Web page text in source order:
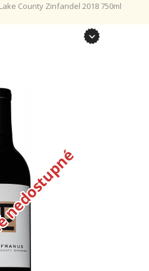
County Zinfandel 2018 750ml